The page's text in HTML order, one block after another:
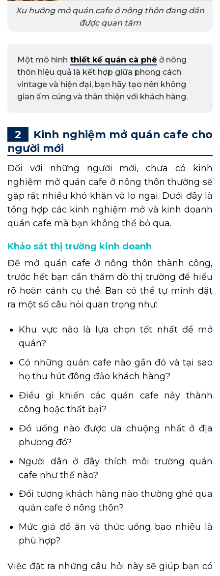
Xu hướng mở quán cafe ở nông thôn đang dần
được quan tâm
Một mô hình thiết kế quán cà phê ở nông
thôn hiệu quả là kết hợp giữa phong cách
vintage và hiện đại, bạn hãy tạo nên không
gian ấm cúng và thân thiện với khách hàng.
Kinh nghiệm mở quán cafe cho
người mới
Đối với những người mới, chưa có kinh
nghiệm mở quán cafe ở nông thôn thường sẽ
gặp rất nhiều khó khăn và lo ngại. Dưới đây là
tổng hợp các kinh nghiệm mở và kinh doanh
quán cafe mà bạn không thể bỏ qua.
Khảo sát thị trường kinh doanh
Để mở quán cafe ở nông thôn thành công,
trước hết bạn cần thăm dò thị trường để hiểu
rõ hoàn cảnh cụ thể. Bạn có thể tự mình đặt
ra một số câu hỏi quan trọng như:
Khu vực nào là lựa chọn tốt nhất để mở
quán?
Có những quán cafe nào gần đó và tại sao
họ thu hút đông đảo khách hàng?
Điều gì khiến các quán cafe này thành
công hoặc thất bại?
Đồ uống nào được ưa chuộng nhất ở địa
phương đó?
Người dân ở đây thích môi trường quán
cafe như thế nào?
Đối tượng khách hàng nào thường ghé qua
quán cafe ở nông thôn?
Mức giá đồ ăn và thức uống bao nhiêu là
phù hợp?
Việc đặt ra những câu hỏi này sẽ giúp bạn có